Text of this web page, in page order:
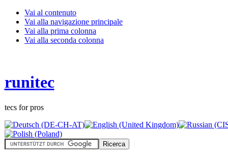
Vai al contenuto
Vai alla navigazione principale
Vai alla prima colonna
Vai alla seconda colonna
runitec
tecs for pros